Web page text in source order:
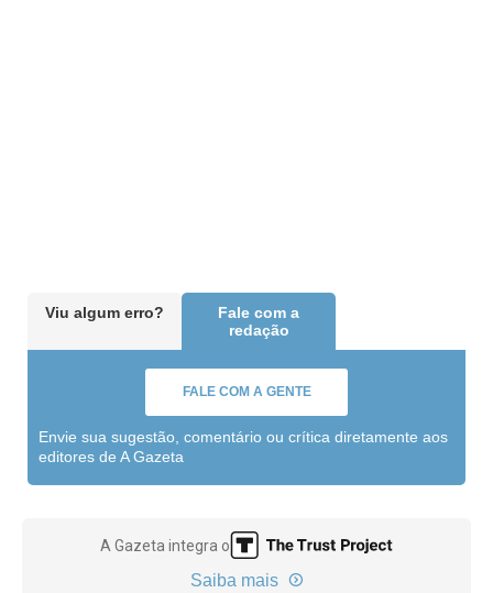
Viu algum erro?
Fale com a
redação
FALE COM A GENTE
Envie sua sugestão, comentário ou crítica diretamente aos
editores de A Gazeta
A Gazeta integra o
Saiba mais